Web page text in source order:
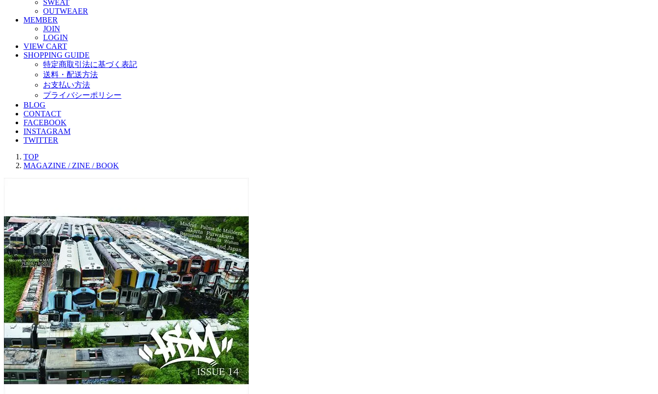
SWEAT
OUTWEAER
MEMBER
JOIN
LOGIN
VIEW CART
SHOPPING GUIDE
特定商取引法に基づく表記
送料・配送方法
お支払い方法
プライバシーポリシー
BLOG
CONTACT
FACEBOOK
INSTAGRAM
TWITTER
TOP
MAGAZINE / ZINE / BOOK